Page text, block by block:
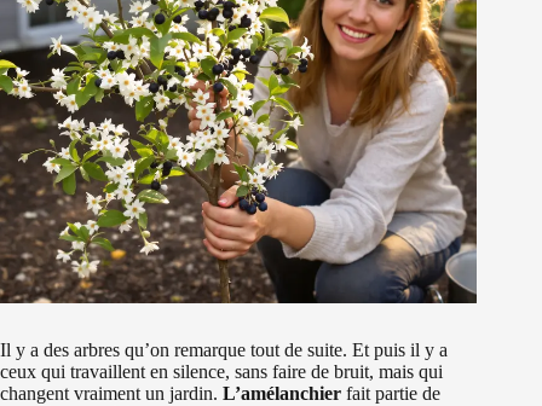
Il y a des arbres qu’on remarque tout de suite. Et puis il y a
ceux qui travaillent en silence, sans faire de bruit, mais qui
changent vraiment un jardin. L’amélanchier fait partie de